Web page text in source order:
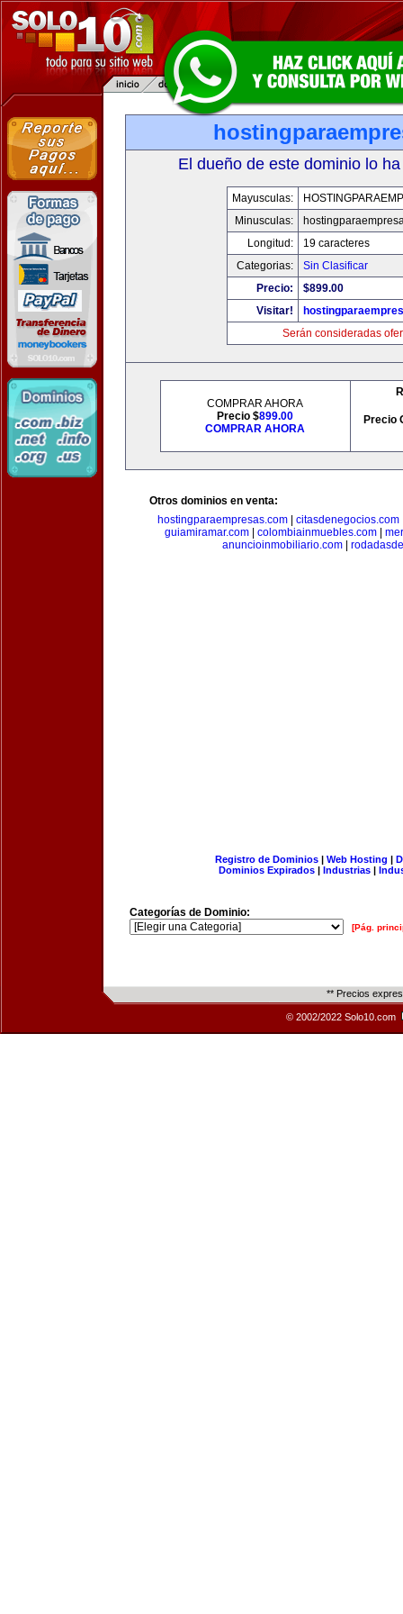
El dueño de este dominio lo
Mayusculas:
Minusculas:
Longitud:
19 caracteres
Categorias:
Sin Clasificar
Precio:
$899.00
Visitar!
Serán consideradas
COMPRAR AHORA
Precio $899.00
COMPRAR AHORA
Precio
Otros dominios en venta:
hostingparaempresas.com| citasdenegocios.com
guiamiramar.com| colombiainmuebles.com|
anuncioinmobiliario.com
Registro de Dominios| Web Hosting |
Dominios Expirados | Industrias |
Categorías de Dominio:
[Pág.
** Precios
© 2002/2022 Solo10.com